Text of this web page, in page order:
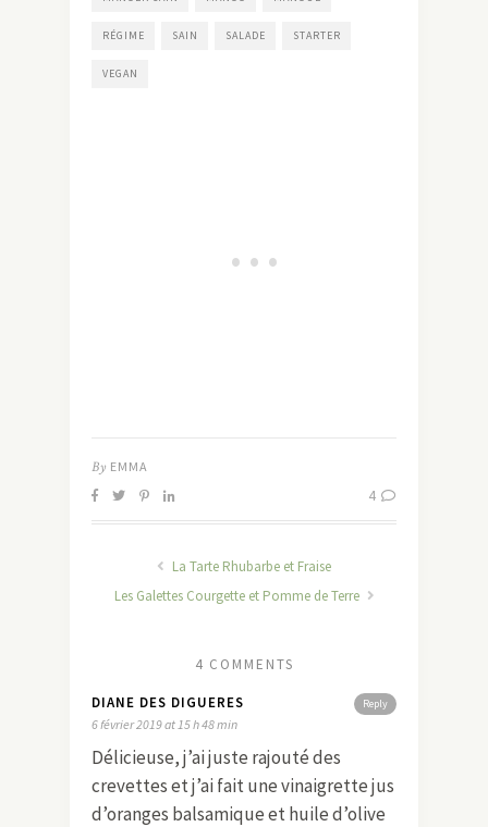
RÉGIME SAIN SALADE STARTER
VEGAN
By EMMA
4
La Tarte Rhubarbe et Fraise
Les Galettes Courgette et Pomme de Terre
4 COMMENTS
Reply
DIANE DES DIGUERES
6 février 2019 at 15 h 48 min
Délicieuse, j’ai juste rajouté des
crevettes et j’ai fait une vinaigrette jus
d’oranges balsamique et huile d’olive